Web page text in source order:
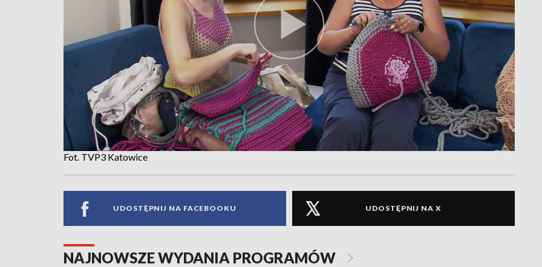
Fot. TVP3 Katowice
UDOSTĘPNIJ NA FACEBOOKU UDOSTĘPNIJ NA X
NAJNOWSZE WYDANIA PROGRAMÓW